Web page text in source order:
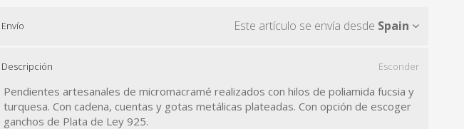
Envío Este artículo se envía desde Spain
Descripción Esconder
Pendientes artesanales de micromacramé realizados con hilos de poliamida fucsia y
turquesa. Con cadena, cuentas y gotas metálicas plateadas. Con opción de escoger
ganchos de Plata de Ley 925.